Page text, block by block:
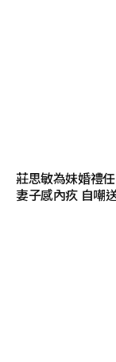
莊思敏為妹婚禮
妻子感內疚 自嘲